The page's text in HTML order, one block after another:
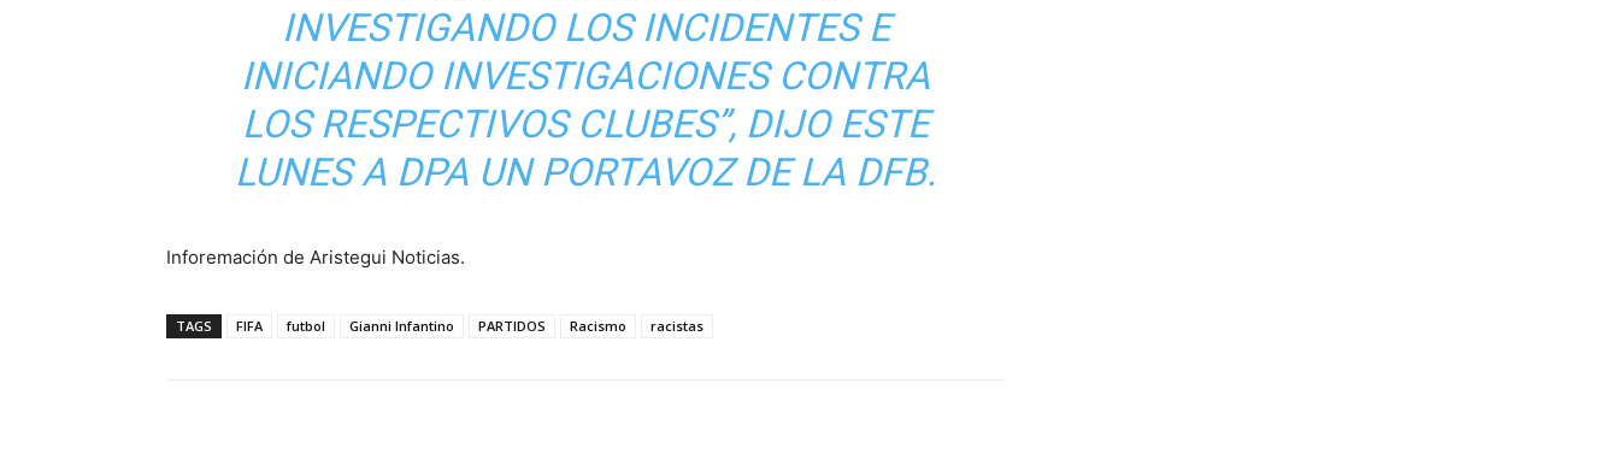
INVESTIGANDO LOS INCIDENTES E
INICIANDO INVESTIGACIONES CONTRA
LOS RESPECTIVOS CLUBES”, DIJO ESTE
LUNES A DPA UN PORTAVOZ DE LA DFB.
Inforemación de Aristegui Noticias.
TAGS FIFA futbol Gianni Infantino PARTIDOS Racismo racistas